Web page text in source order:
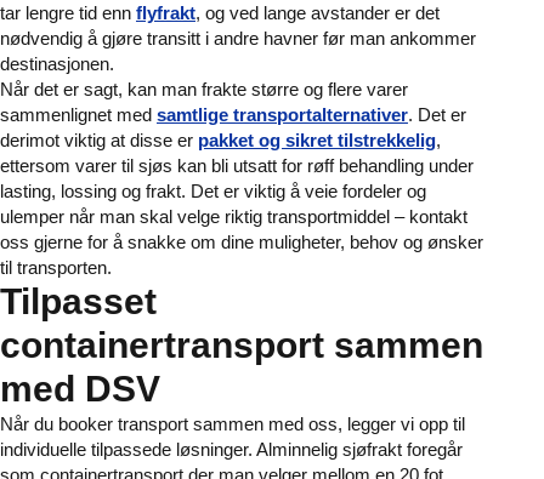
tar lengre tid enn flyfrakt, og ved lange avstander er det
nødvendig å gjøre transitt i andre havner før man ankommer
destinasjonen.
Når det er sagt, kan man frakte større og flere varer
sammenlignet med samtlige transportalternativer. Det er
derimot viktig at disse er pakket og sikret tilstrekkelig,
ettersom varer til sjøs kan bli utsatt for røff behandling under
lasting, lossing og frakt. Det er viktig å veie fordeler og
ulemper når man skal velge riktig transportmiddel – kontakt
oss gjerne for å snakke om dine muligheter, behov og ønsker
til transporten.
Tilpasset
containertransport sammen
med DSV
Når du booker transport sammen med oss, legger vi opp til
individuelle tilpassede løsninger. Alminnelig sjøfrakt foregår
som containertransport der man velger mellom en 20 fot